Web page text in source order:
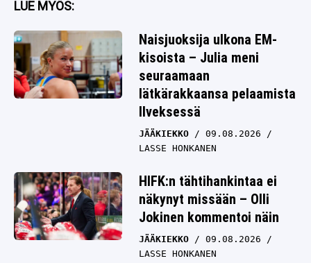
LUE MYÖS:
Naisjuoksija ulkona EM-
kisoista – Julia meni
seuraamaan
lätkärakkaansa pelaamista
Ilveksessä
JÄÄKIEKKO
09.08.2026
LASSE HONKANEN
HIFK:n tähtihankintaa ei
näkynyt missään – Olli
Jokinen kommentoi näin
JÄÄKIEKKO
09.08.2026
LASSE HONKANEN